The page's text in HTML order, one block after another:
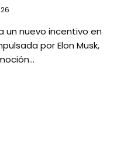
un nuevo incentivo en
por Elon Musk,